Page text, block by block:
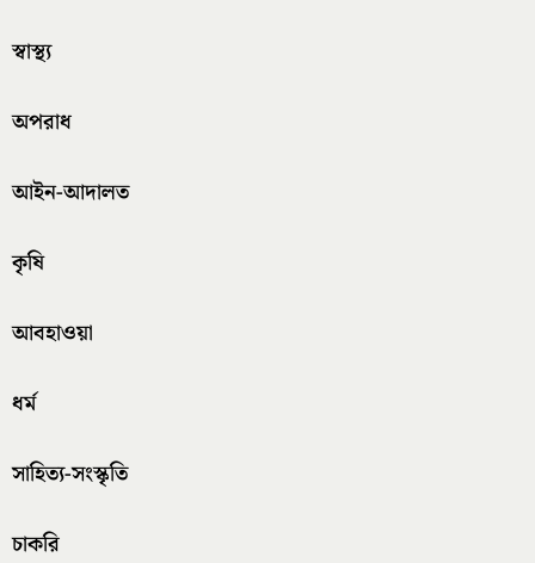
স্বাস্থ্য
অপরাধ
আইন-আদালত
কৃষি
আবহাওয়া
ধর্ম
সাহিত্য-সংস্কৃতি
চাকরি